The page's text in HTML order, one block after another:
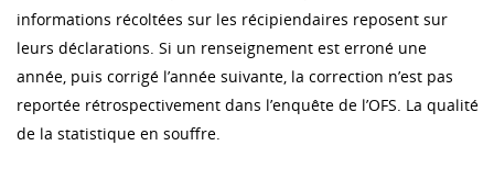
informations récoltées sur les récipiendaires reposent sur
leurs déclarations. Si un renseignement est erroné une
année, puis corrigé l’année suivante, la correction n’est pas
reportée rétrospectivement dans l’enquête de l’OFS. La qualité
de la statistique en souffre.